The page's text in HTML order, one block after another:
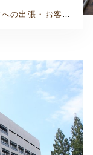
埼玉県三郷市への出張・お客様の声